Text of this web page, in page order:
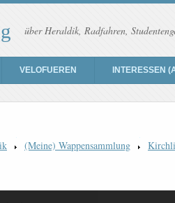
über Heraldik, Radfahren,
VELOFUEREN INTERESSEN
(Meine) Wappensammlung